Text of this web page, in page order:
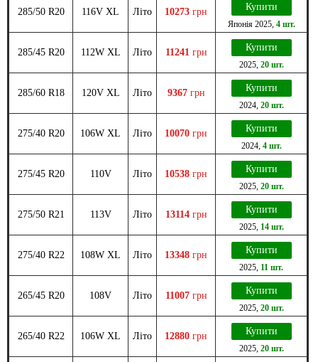
285/50 R20 116V XL Літо 10273 грн Купити
Японія2025, 4 шт.
285/45 R20 112W XL Літо 11241 грн Купити
2025, 20 шт.
285/60 R18 120V XL Літо 9367 грн Купити
2024, 20 шт.
275/40 R20 106W XL Літо 10070 грн Купити
2024, 4 шт.
275/45 R20 110V Літо 10538 грн Купити
2025, 20 шт.
275/50 R21 113V Літо 13114 грн Купити
2025, 14 шт.
275/40 R22 108W XL Літо 13348 грн Купити
2025 11 шт.
265/45 R20 108V Літо 11007 грн Купити
2025, 20 шт.
265/40 R22 106W XL Літо 12880 грн Купити
2025, 20 шт.